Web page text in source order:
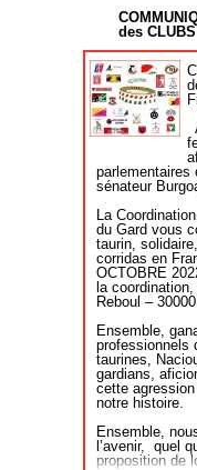
parlementaires
sénateur
La
du Gard vous
taurin,
corridas en
OCTOBRE
la
Reboul –
Ensemble,
professionnels
taurines,
gardians,
cette
notre histoire.
Ensemble,
l’avenir, quel
proposition de
d'opinion
intention
et aussi à
ont subi
ces
l’autre
pique
résolu
délégué
La
dénoncer
l’image
cas, la
ne nuit au
est
du toro
précédentes
la proposition
Pas de gros
l'heure, par les
Paris. Mais
Tenerini,
taurins de
dans la
des
politiques,
toros. On doit
position de la
" Frédéric
aficionados à
anticorridas et
les
Carpentier,
que la chute
lieu, qu'un
aura d'autres.
hipppique ou
Adrien
des